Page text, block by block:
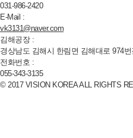
031-986-2420
E-Mail :
vk3131@naver.com
김해공장 :
경상남도 김해시 한림면 김해대로 974번
전화번호 :
055-343-3135
© 2017 VISION KOREA ALL RIGHTS